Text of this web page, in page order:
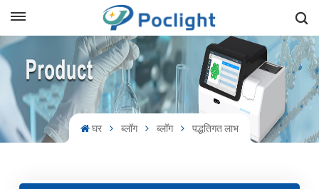
घर ब्लॉग ब्लॉग पद्धतिगत लाभ